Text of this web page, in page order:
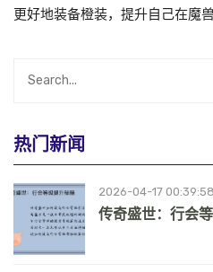
更好地装备橙装，提升自己在魔
热门新闻
2026-04-17 00:39:58
传奇盛世：行会